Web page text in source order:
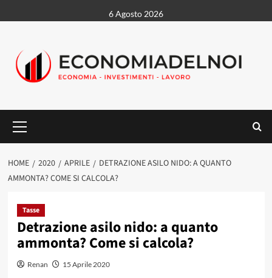
al
6 Agosto 2026
principale
HOME 2020 APRILE
DETRAZIONE ASILO NIDO: A QUANTO
AMMONTA? COME SI CALCOLA?
Tasse
Detrazione asilo nido: a quanto
ammonta? Come si calcola?
Renan 15 Aprile 2020